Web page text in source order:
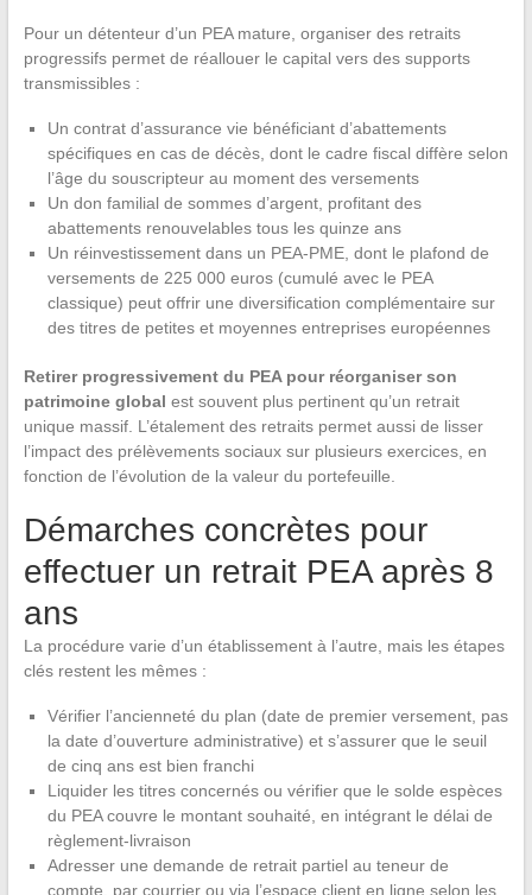
Pour un détenteur d’un PEA mature, organiser des retraits
progressifs permet de réallouer le capital vers des supports
transmissibles :
Un contrat d’assurance vie bénéficiant d’abattements
spécifiques en cas de décès, dont le cadre fiscal diffère selon
l’âge du souscripteur au moment des versements
Un don familial de sommes d’argent, profitant des
abattements renouvelables tous les quinze ans
Un réinvestissement dans un PEA-PME, dont le plafond de
versements de 225 000 euros (cumulé avec le PEA
classique) peut offrir une diversification complémentaire sur
des titres de petites et moyennes entreprises européennes
Retirer progressivement du PEA pour réorganiser son
patrimoine global est souvent plus pertinent qu’un retrait
unique massif. L’étalement des retraits permet aussi de lisser
l’impact des prélèvements sociaux sur plusieurs exercices, en
fonction de l’évolution de la valeur du portefeuille.
Démarches concrètes pour
effectuer un retrait PEA après 8
ans
La procédure varie d’un établissement à l’autre, mais les étapes
clés restent les mêmes :
Vérifier l’ancienneté du plan (date de premier versement, pas
la date d’ouverture administrative) et s’assurer que le seuil
de cinq ans est bien franchi
Liquider les titres concernés ou vérifier que le solde espèces
du PEA couvre le montant souhaité, en intégrant le délai de
règlement-livraison
Adresser une demande de retrait partiel au teneur de
compte, par courrier ou via l’espace client en ligne selon les